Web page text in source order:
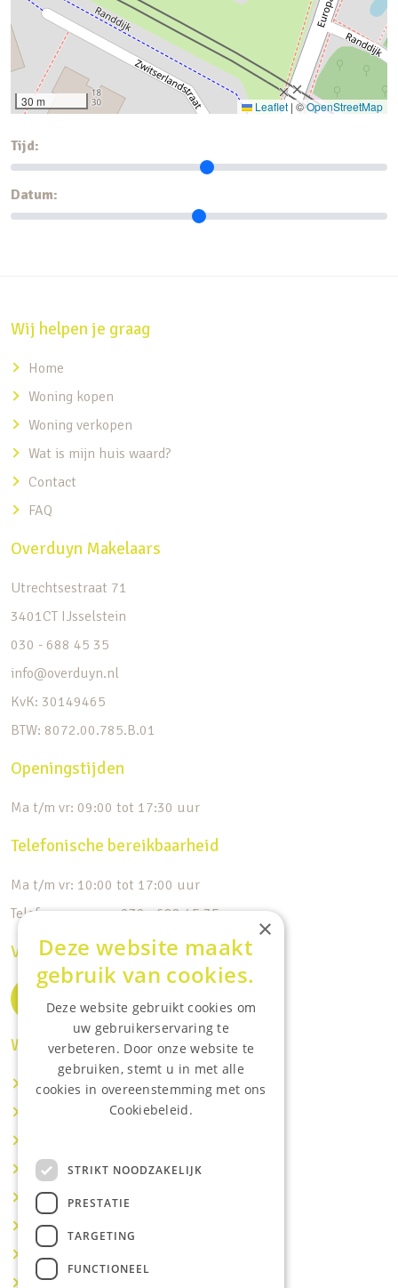
30 m Leaflet | ©OpenStreetMap
Tijd:
Datum:
Wij helpen je graag
Home
Woning kopen
Woning verkopen
Wat is mijn huis waard?
Contact
FAQ
Overduyn Makelaars
Utrechtsestraat 71
3401CT IJsselstein
030 - 688 45 35
info@overduyn.nl
KvK: 30149465
BTW: 8072.00.785.B.01
Openingstijden
Ma t/m vr: 09:00 tot 17:30 uur
Telefonische bereikbaarheid
Ma t/m vr: 10:00 tot 17:00 uur
Telefoonnummer: 030 - 688 45 35
Volg ons op de socials
Waar wij o.a actief zijn:
Makelaar IJsselstein
Makelaar Utrecht
Makelaar Houten
Makelaar Vianen
Makelaar Maarssen
Makelaar Lopik
Makelaar Montfoort
×
Deze website maakt
gebruik van cookies.
Deze website gebruikt cookies om
uw gebruikerservaring te
verbeteren. Door onze website te
gebruiken, stemt u in met alle
cookies in overeenstemming met ons
Cookiebeleid.
STRIKT NOODZAKELIJK
PRESTATIE
TARGETING
FUNCTIONEEL